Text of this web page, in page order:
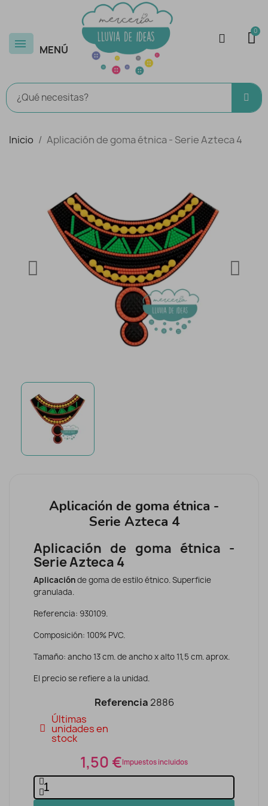
MENÚ
Inicio Aplicación de goma étnica - Serie Azteca 4
Aplicación de goma étnica -
Serie Azteca 4
Aplicación de goma étnica -
Serie Azteca 4
Aplicaciónde goma de estilo étnico. Superficie
granulada.
Referencia: 930109.
Composición: 100% PVC.
Tamaño: ancho 13 cm. de ancho x alto 11,5 cm. aprox.
El precio se refiere a la unidad.
Referencia 2886
Últimas
unidades en
stock
1,50 €Impuestos incluidos